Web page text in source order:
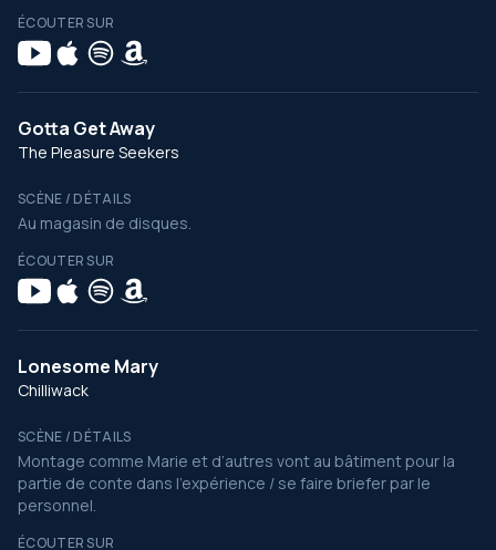
ÉCOUTER SUR
Gotta Get Away
The Pleasure Seekers
SCÈNE / DÉTAILS
Au magasin de disques.
ÉCOUTER SUR
Lonesome Mary
Chilliwack
SCÈNE / DÉTAILS
Montage comme Marie et d’autres vont au bâtiment pour la
partie de conte dans l’expérience / se faire briefer par le
personnel.
ÉCOUTER SUR